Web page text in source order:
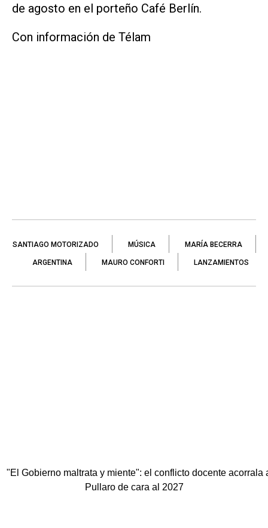
de agosto en el porteño Café Berlín.
Con información de Télam
SANTIAGO MOTORIZADO MÚSICA MARÍA BECERRA
ARGENTINA MAURO CONFORTI LANZAMIENTOS